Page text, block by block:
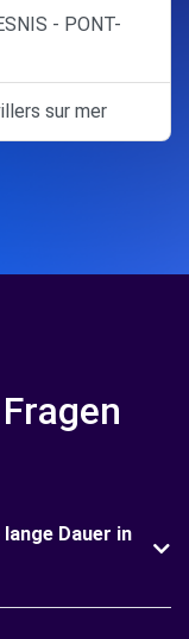
- PONT-
sur mer
Dauer in